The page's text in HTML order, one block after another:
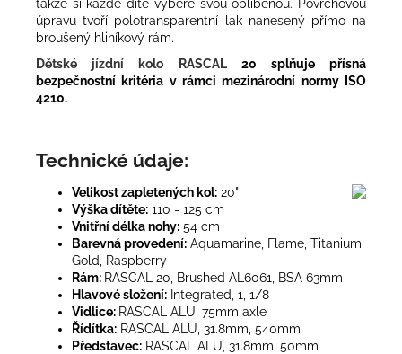
takže si každé dítě vybere svou oblíbenou. Povrchovou
úpravu tvoří polotransparentní lak nanesený přímo na
broušený hliníkový rám.
Dětské jízdní kolo RASCAL20 splňuje přísná
bezpečnostní kritéria v rámci mezinárodní normy ISO
4210.
Technické údaje:
Velikost zapletených kol: 20"
Výška dítěte: 110 - 125 cm
Vnitřní délka nohy: 54 cm
Barevná provedení: Aquamarine, Flame, Titanium,
Gold, Raspberry
Rám: RASCAL 20, Brushed AL6061, BSA 63mm
Hlavové složení: Integrated, 1, 1/8
Vidlice: RASCAL ALU, 75mm axle
Řídítka: RASCAL ALU, 31.8mm, 540mm
Představec: RASCAL ALU, 31.8mm, 50mm